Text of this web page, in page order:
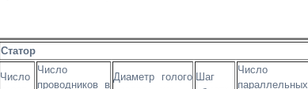
Статор
Число
Число
проводников в
Диаметр голого Шаг
Число
параллельных